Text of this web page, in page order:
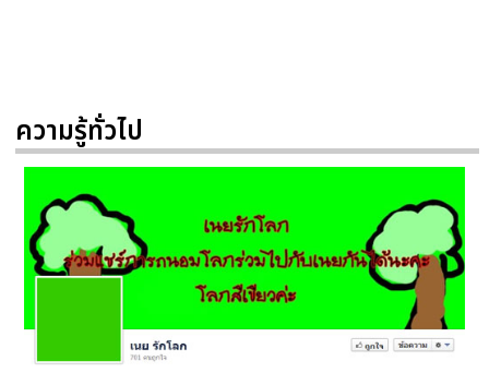
ความรู้ทั่วไป